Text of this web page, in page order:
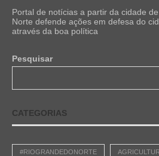
Portal de notícias a partir da cidade
Norte defende ações em defesa do
através da boa política
Pesquisar
CATEGORIAS
#RIOGRANDEDONORTE